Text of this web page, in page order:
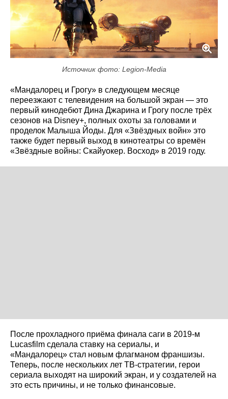
Источник фото: Legion-Media
«Мандалорец и Грогу» в следующем месяце
переезжают с телевидения на большой экран — это
первый кинодебют Дина Джарина и Грогу после трёх
сезонов на Disney+, полных охоты за головами и
проделок Малыша Йоды. Для «Звёздных войн» это
также будет первый выход в кинотеатры со времён
«Звёздные войны: Скайуокер. Восход» в 2019 году.
После прохладного приёма финала саги в 2019-м
Lucasfilm сделала ставку на сериалы, и
«Мандалорец» стал новым флагманом франшизы.
Теперь, после нескольких лет ТВ-стратегии, герои
сериала выходят на широкий экран, и у создателей на
это есть причины, и не только финансовые.